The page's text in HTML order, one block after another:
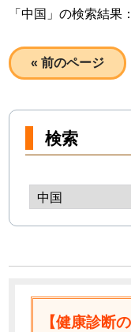
「中国 」の検索結果
« 前のページ
検索
【健康診断